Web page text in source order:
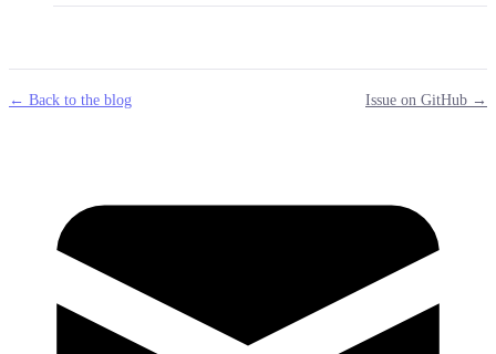
← Back to the blog Issue on GitHub →